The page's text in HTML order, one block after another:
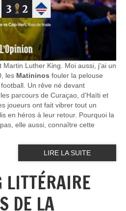
Martin Luther King. Moi aussi, j'ai un
les Matininos fouler la pelouse
Un rêve né devant
parcours de Curaçao, d'Haïti et
joueurs ont fait vibrer tout un
en héros à leur retour. Pourquoi la
elle aussi, connaître cette
LIRE LA SUITE
LITTÉRAIRE
DE LA